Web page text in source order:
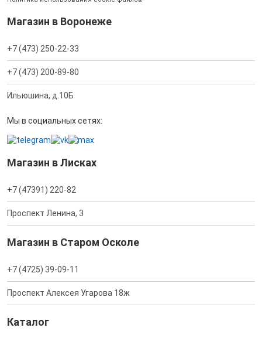
Магазин в Воронеже
+7 (473) 250-22-33
+7 (473) 200-89-80
Ильюшина, д.10Б
Мы в социальных сетях:
Магазин в Лисках
+7 (47391) 220-82
Проспект Ленина, 3
Магазин в Старом Осколе
+7 (4725) 39-09-11
Проспект Алексея Угарова 18ж
Каталог